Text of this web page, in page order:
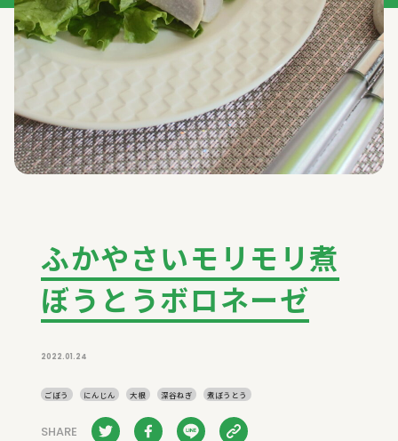
ふかやさいモリモリ煮
ぼうとうボロネーゼ
2022.01.24
ごぼう にんじん 大根 深谷ねぎ 煮ぼうとう
SHARE